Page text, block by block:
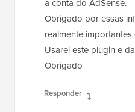
Ahmed Omar
16 de nov de 2023 às 15:24